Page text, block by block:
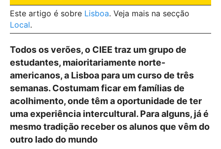
Este artigo é sobre Lisboa. Veja mais na secção
Local.
Todos os verões, o CIEE traz um grupo de
estudantes, maioritariamente norte-
americanos, a Lisboa para um curso de três
semanas. Costumam ficar em famílias de
acolhimento, onde têm a oportunidade de ter
uma experiência intercultural. Para alguns, já é
mesmo tradição receber os alunos que vêm do
outro lado do mundo